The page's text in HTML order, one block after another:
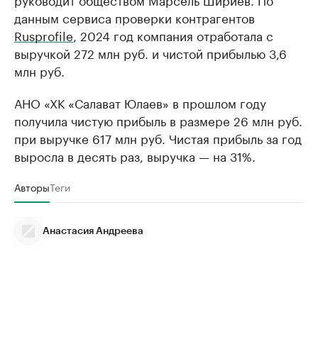
данным сервиса проверки контрагентов
Rusprofile, 2024 год компания отработала с
выручкой 272 млн руб. и чистой прибылью 3,6
млн руб.
АНО «ХК «Салават Юлаев» в прошлом году
получила чистую прибыль в размере 26 млн руб.
при выручке 617 млн руб. Чистая прибыль за год
выросла в десять раз, выручка — на 31%.
АвторыТеги
Анастасия Андреева